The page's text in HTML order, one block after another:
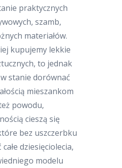
praktycznych
szamb,
materiałów.
kupujemy lekkie
to jednak
stanie dorównać
mieszankom
powodu,
cieszą się
bez uszczerbku
dziesięciolecia,
modelu